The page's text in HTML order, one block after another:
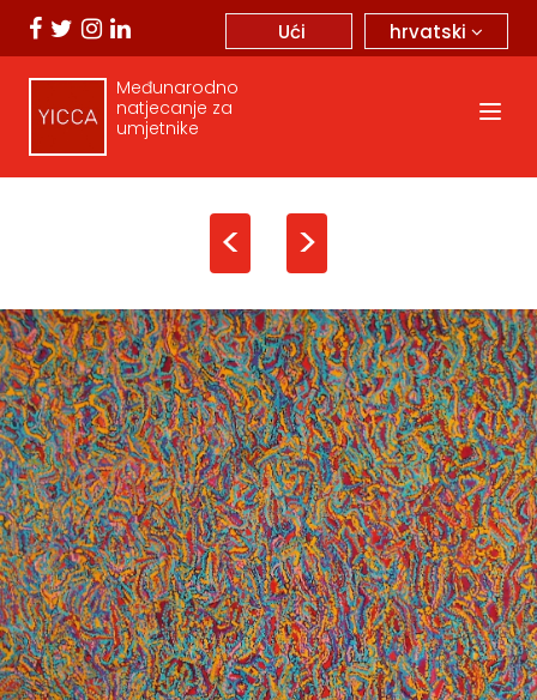
hrvatski
Ući
Međunarodno
natjecanje za
umjetnike
< >